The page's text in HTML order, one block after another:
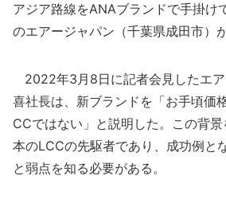
アジア路線をANAブランドで手掛け
のエアージャパン（千葉県成田市）が
2022年3月8日に記者会見したエ
喜社長は、新ブランドを「お手頃価
CCではない」と説明した。この背
本のLCCの先駆者であり、成功例と
と弱点を知る必要がある。